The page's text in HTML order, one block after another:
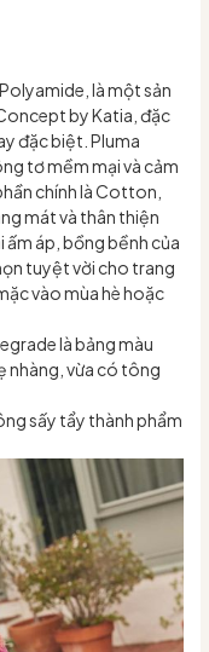
là một sản
by Katia, đặc
đặc biệt. Pluma
tơ mềm mại và cảm
chính là Cotton,
mát và thân thiện
áp, bồng bềnh của
tuyệt vời cho trang
vào mùa hè hoặc
là bảng màu
nhàng, vừa có tông
sấy tẩy thành phẩm